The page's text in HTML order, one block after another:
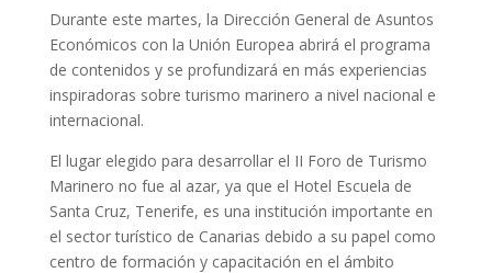
Durante este martes, la Dirección General de Asuntos
Económicos con la Unión Europea abrirá el programa
de contenidos y se profundizará en más experiencias
inspiradoras sobre turismo marinero a nivel nacional e
internacional.
El lugar elegido para desarrollar el II Foro de Turismo
Marinero no fue al azar, ya que el Hotel Escuela de
Santa Cruz, Tenerife, es una institución importante en
el sector turístico de Canarias debido a su papel como
centro de formación y capacitación en el ámbito